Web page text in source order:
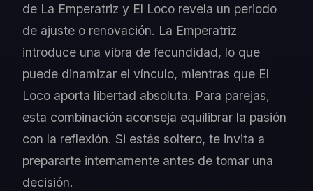
de La Emperatriz y El Loco revela un periodo
de ajuste o renovación. La Emperatriz
introduce una vibra de fecundidad, lo que
puede dinamizar el vínculo, mientras que El
Loco aporta libertad absoluta. Para parejas,
esta combinación aconseja equilibrar la pasión
con la reflexión. Si estás soltero, te invita a
prepararte internamente antes de tomar una
decisión.